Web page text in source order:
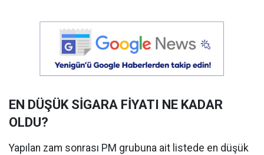
EN DÜŞÜK SİGARA FİYATI NE KADAR
OLDU?
Yapılan zam sonrası PM grubuna ait listede en düşük